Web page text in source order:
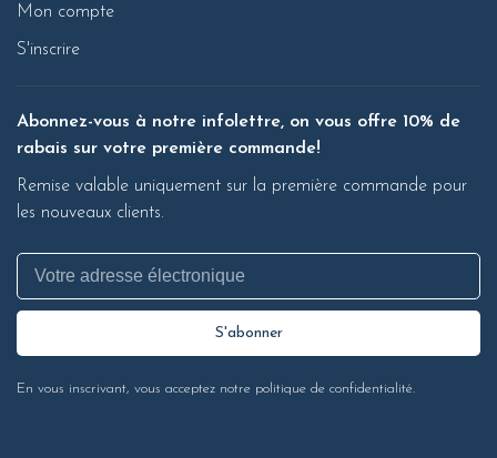
Mon compte
S'inscrire
Abonnez-vous à notre infolettre, on vous offre 10% de
rabais sur votre première commande!
Remise valable uniquement sur la première commande pour
les nouveaux clients.
S'abonner
En vous inscrivant, vous acceptez notre politique de confidentialité.